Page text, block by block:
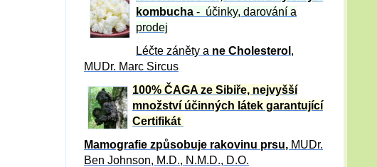
kombucha - účinky, darování a
prodej
Léčte záněty a ne Cholesterol ,
MUDr. Marc Sircus
100% ČAGA ze Sibiře, nejvyšší
množství účinných látek garantující
Certifikát
Mamografie způsobuje rakovinu prsu, MUDr.
Ben Johnson, M.D., N.M.D., D.O.